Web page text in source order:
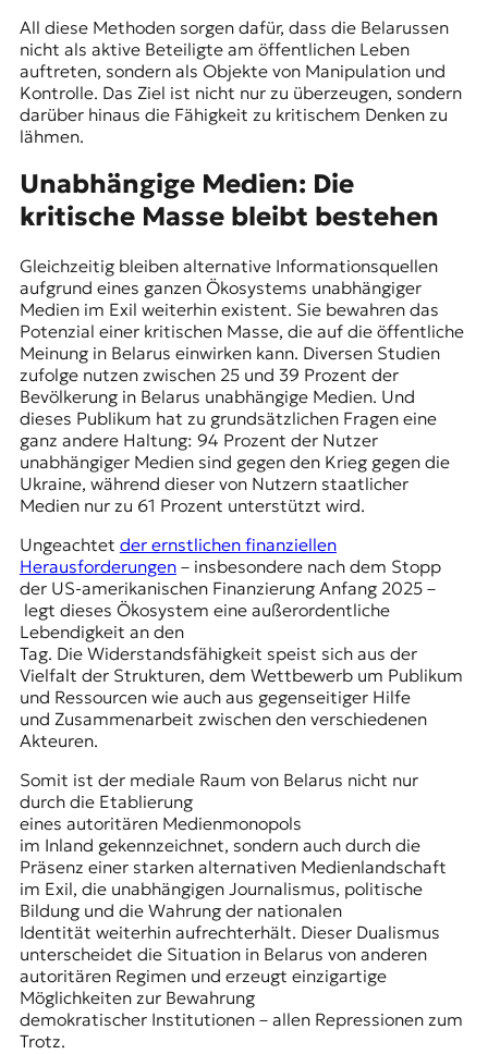
All diese Methoden sorgen dafür, dass die Belarussen
nicht als aktive Beteiligte am öffentlichen Leben
auftreten, sondern als Objekte von Manipulation und
Kontrolle. Das Ziel ist nicht nur zu überzeugen, sondern
darüber hinaus die Fähigkeit zu kritischem Denken zu
lähmen.
Unabhängige Medien: Die
kritische Masse bleibt bestehen
Gleichzeitig bleiben alternative Informationsquellen
aufgrund eines ganzen Ökosystems unabhängiger
Medien im Exil weiterhin existent. Sie bewahren das
Potenzial einer kritischen Masse, die auf die öffentliche
Meinung in Belarus einwirken kann. Diversen Studien
zufolge nutzen zwischen 25 und 39 Prozent der
Bevölkerung in Belarus unabhängige Medien. Und
dieses Publikum hat zu grundsätzlichen Fragen eine
ganz andere Haltung: 94 Prozent der Nutzer
unabhängiger Medien sind gegen den Krieg gegen die
Ukraine, während dieser von Nutzern staatlicher
Medien nur zu 61 Prozent unterstützt wird.
Ungeachtet der ernstlichen finanziellen
Herausforderungen– insbesondere nach dem Stopp
der US-amerikanischen Finanzierung Anfang 2025 –
legt dieses Ökosystem eine außerordentliche
Lebendigkeit an den
Tag. Die Widerstandsfähigkeit speist sich aus der
Vielfalt der Strukturen, dem Wettbewerb um Publikum
und Ressourcen wie auch aus gegenseitiger Hilfe
und Zusammenarbeit zwischen den verschiedenen
Akteuren.
Somit ist der mediale Raum von Belarus nicht nur
durch die Etablierung
eines autoritären Medienmonopols
im Inland gekennzeichnet, sondern auch durch die
Präsenz einer starken alternativen Medienlandschaft
im Exil, die unabhängigen Journalismus, politische
Bildung und die Wahrung der nationalen
Identität weiterhin aufrechterhält. Dieser Dualismus
unterscheidet die Situation in Belarus von anderen
autoritären Regimen und erzeugt einzigartige
Möglichkeiten zur Bewahrung
demokratischer Institutionen – allen Repressionen zum
Trotz.